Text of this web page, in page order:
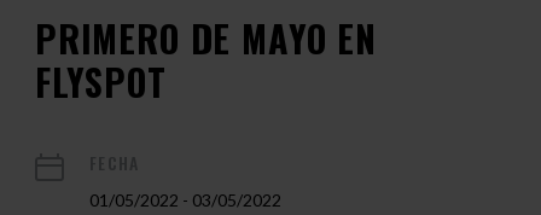
PRIMERO DE MAYO EN
FLYSPOT
01/05/2022 - 03/05/2022